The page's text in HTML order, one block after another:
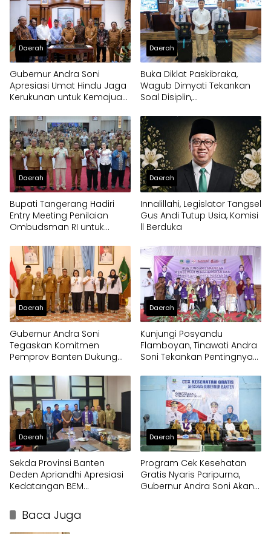
Daerah
Gubernur Andra Soni
Apresiasi Umat Hindu Jaga
Kerukunan untuk Kemajuan
Daerah
Buka Diklat Paskibraka,
Wagub Dimyati Tekankan
Soal Disiplin,
Prestasi Akademik
Daerah
Bupati Tangerang Hadiri
Entry Meeting Penilaian
Ombudsman RI untuk
Pelayanan Publik
Daerah
Innalillahi, Legislator Tangsel
Gus Andi Tutup Usia, Komisi
ll Berduka
Daerah
Gubernur Andra Soni
Tegaskan Komitmen
Pemprov Banten Dukung
Gratis
Daerah
Kunjungi Posyandu
Flamboyan, Tinawati Andra
Soni Tekankan Pentingnya
Daerah
Sekda Provinsi Banten
Deden Apriandhi Apresiasi
Kedatangan BEM
Daerah
Program Cek Kesehatan
Gratis Nyaris Paripurna,
Gubernur Andra Soni Akan
Baca Juga